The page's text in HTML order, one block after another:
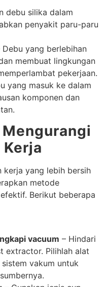
debu silika dalam
penyakit paru-paru
Debu yang berlebihan
membuat lingkungan
pekerjaan.
yang masuk ke dalam
komponen dan
kerja yang lebih bersih
metode
Berikut beberapa
vacuum – Hindari
extractor. Pilihlah alat
vakum untuk